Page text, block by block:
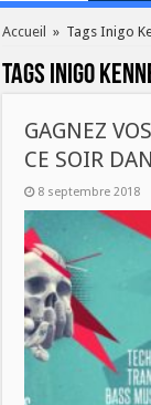
Accueil » Tags Inigo
Tags Inigo
GAGNEZ
CE SOIR
8 septembre 2018